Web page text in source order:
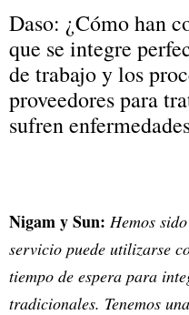
Daso: ¿Cómo han
que se integre
de trabajo y los
proveedores para
sufren
Nigam y Sun: Hemos
servicio puede utilizarse
tiempo de espera para
tradicionales. Tenemos